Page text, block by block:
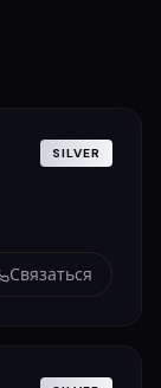
SILVER
Связаться